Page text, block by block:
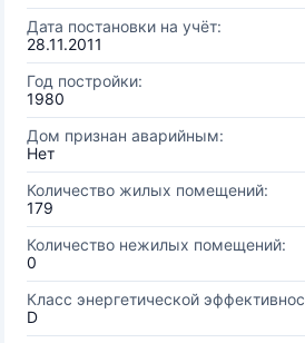
Дата постановки на учёт:
28.11.2011
Год постройки:
1980
Дом признан аварийным:
Нет
Количество жилых помещений:
179
Количество нежилых помещений:
0
Класс энергетической
D